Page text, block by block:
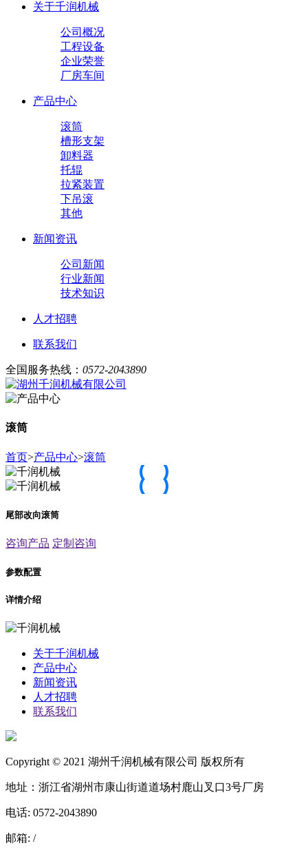
关于千润机械
公司概况
工程设备
企业荣誉
厂房车间
产品中心
滚筒
槽形支架
卸料器
托辊
拉紧装置
下吊滚
其他
新闻资讯
公司新闻
行业新闻
技术知识
人才招聘
联系我们
全国服务热线： 0572-2043890
滚筒
首页>产品中心>滚筒
尾部改向滚筒
咨询产品 定制咨询
参数配置
详情介绍
关于千润机械
产品中心
新闻资讯
人才招聘
联系我们
Copyright © 2021 湖州千润机械有限公司 版权所有
地址：浙江省湖州市康山街道道场村鹿山叉口3号厂房
电话: 0572-2043890
邮箱: /